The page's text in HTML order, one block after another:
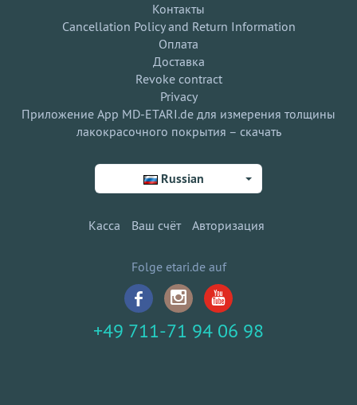
Контакты
Cancellation Policy and Return Information
Оплата
Доставка
Revoke contract
Privacy
Приложение App MD-ETARI.de для измерения толщины
лакокрасочного покрытия – скачать
Russian
Касса Ваш счёт Авторизация
Folge etari.de auf
+49 711-71 94 06 98